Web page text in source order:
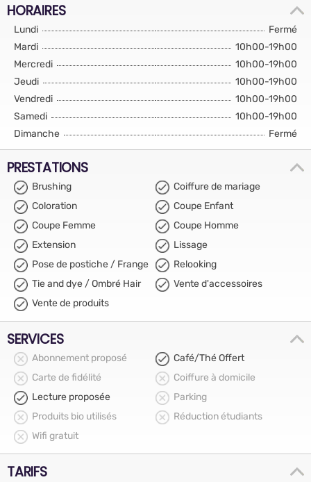
HORAIRES
Lundi
Fermé
Mardi
10h00-19h00
Mercredi
10h00-19h00
Jeudi
10h00-19h00
Vendredi
10h00-19h00
Samedi
10h00-19h00
Dimanche
Fermé
PRESTATIONS
Brushing
Coiffure de mariage
Coloration
Coupe Enfant
Coupe Femme
Coupe Homme
Extension
Lissage
Pose de postiche / Frange
Relooking
Tie and dye / Ombré Hair
Vente d'accessoires
Vente de produits
SERVICES
Abonnement proposé
Café/Thé Offert
Carte de fidélité
Coiffure à domicile
Lecture proposée
Parking
Produits bio utilisés
Réduction étudiants
Wifi gratuit
TARIFS